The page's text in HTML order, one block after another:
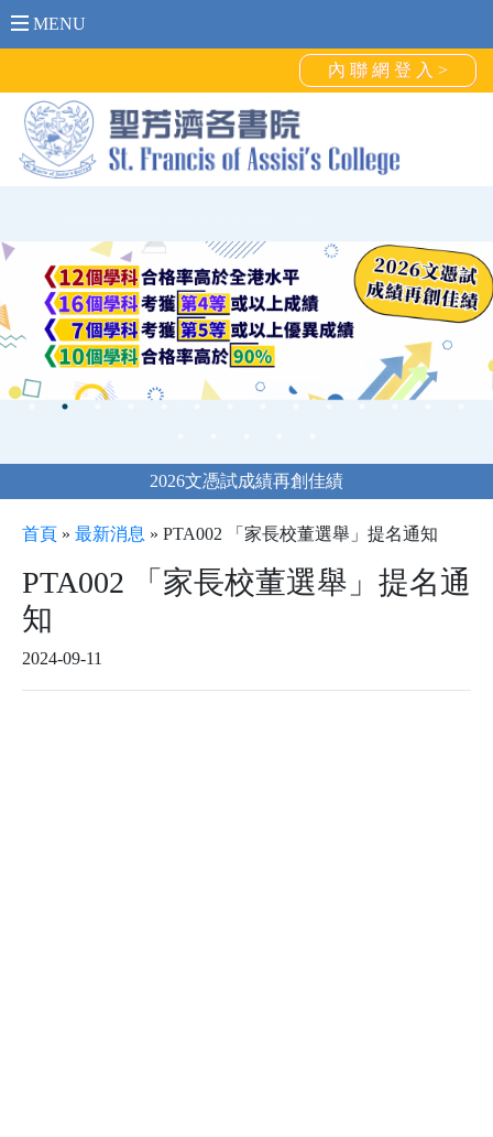
MENU
內 聯 網 登 入 >
2026文憑試成績再創佳績
首頁 » 最新消息 » PTA002 「家長校董選舉」提名通知
PTA002 「家長校董選舉」提名通
知
2024-09-11